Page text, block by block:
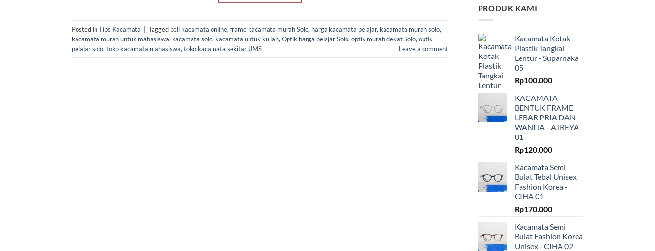
Posted inTips Kacamata Tagged beli kacamata online, frame kacamata murah Solo, harga kacamata pelajar, kacamata murah solo,
kacamata murah untuk mahasiswa, kacamata solo, kacamata untuk kuliah, Optik harga pelajar Solo, optik murah dekat Solo, optik
pelajar solo, toko kacamata mahasiswa, toko kacamata sekitar UMS Leave a comment
PRODUK KAMI
Kacamata Kotak
Plastik Tangkai
Lentur - Suparnaka
05
Rp100.000
KACAMATA
BENTUK FRAME
LEBAR PRIA DAN
WANITA - ATREYA
01
Rp120.000
Kacamata Semi
Bulat Tebal Unisex
Fashion Korea -
CIHA 01
Rp170.000
Kacamata Semi
Bulat Fashion Korea
Unisex - CIHA 02